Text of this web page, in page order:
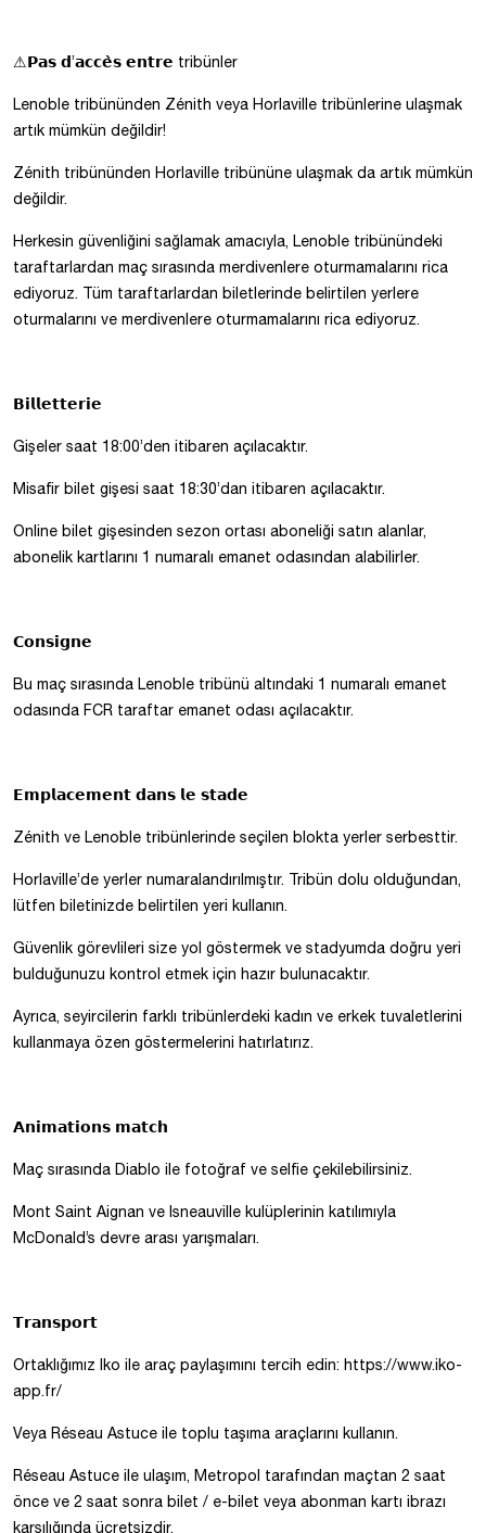
⚠𝗣𝗮𝘀 𝗱’𝗮𝗰𝗰𝗲̀𝘀 𝗲𝗻𝘁𝗿𝗲 tribünler
Lenoble tribününden Zénith veya Horlaville tribünlerine ulaşmak
artık mümkün değildir!
Zénith tribününden Horlaville tribününe ulaşmak da artık mümkün
değildir.
Herkesin güvenliğini sağlamak amacıyla, Lenoble tribünündeki
taraftarlardan maç sırasında merdivenlere oturmamalarını rica
ediyoruz. Tüm taraftarlardan biletlerinde belirtilen yerlere
oturmalarını ve merdivenlere oturmamalarını rica ediyoruz.
𝗕𝗶𝗹𝗹𝗲𝘁𝘁𝗲𝗿𝗶𝗲
Gişeler saat 18:00’den itibaren açılacaktır.
Misafir bilet gişesi saat 18:30’dan itibaren açılacaktır.
Online bilet gişesinden sezon ortası aboneliği satın alanlar,
abonelik kartlarını 1 numaralı emanet odasından alabilirler.
𝗖𝗼𝗻𝘀𝗶𝗴𝗻𝗲
Bu maç sırasında Lenoble tribünü altındaki 1 numaralı emanet
odasında FCR taraftar emanet odası açılacaktır.
𝗘𝗺𝗽𝗹𝗮𝗰𝗲𝗺𝗲𝗻𝘁 𝗱𝗮𝗻𝘀 𝗹𝗲 𝘀𝘁𝗮𝗱𝗲
Zénith ve Lenoble tribünlerinde seçilen blokta yerler serbesttir.
Horlaville’de yerler numaralandırılmıştır. Tribün dolu olduğundan,
lütfen biletinizde belirtilen yeri kullanın.
Güvenlik görevlileri size yol göstermek ve stadyumda doğru yeri
bulduğunuzu kontrol etmek için hazır bulunacaktır.
Ayrıca, seyircilerin farklı tribünlerdeki kadın ve erkek tuvaletlerini
kullanmaya özen göstermelerini hatırlatırız.
𝗔𝗻𝗶𝗺𝗮𝘁𝗶𝗼𝗻𝘀 𝗺𝗮𝘁𝗰𝗵
Maç sırasında Diablo ile fotoğraf ve selfie çekilebilirsiniz.
Mont Saint Aignan ve Isneauville kulüplerinin katılımıyla
McDonald’s devre arası yarışmaları.
𝗧𝗿𝗮𝗻𝘀𝗽𝗼𝗿𝘁
Ortaklığımız Iko ile araç paylaşımını tercih edin: https://www.iko-
app.fr/
Veya Réseau Astuce ile toplu taşıma araçlarını kullanın.
Réseau Astuce ile ulaşım, Metropol tarafından maçtan 2 saat
önce ve 2 saat sonra bilet / e-bilet veya abonman kartı ibrazı
karşılığında ücretsizdir.